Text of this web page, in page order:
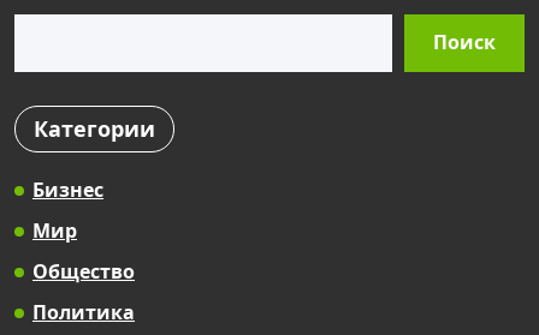
Поиск
Категории
Бизнес
Мир
Общество
Политика